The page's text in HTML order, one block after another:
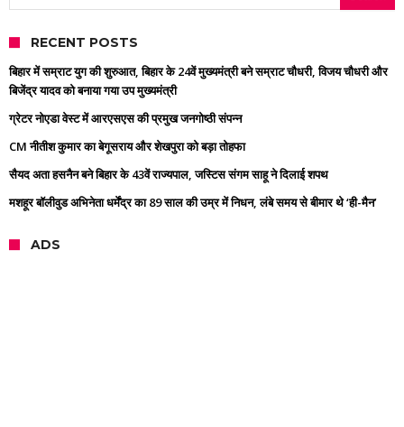
RECENT POSTS
बिहार में सम्राट युग की शुरुआत, बिहार के 24वें मुख्यमंत्री बने सम्राट चौधरी, विजय चौधरी और
बिजेंद्र यादव को बनाया गया उप मुख्यमंत्री
ग्रेटर नोएडा वेस्ट में आरएसएस की प्रमुख जनगोष्ठी संपन्न
CM नीतीश कुमार का बेगूसराय और शेखपुरा को बड़ा तोहफा
सैयद अता हसनैन बने बिहार के 43वें राज्यपाल, जस्टिस संगम साहू ने दिलाई शपथ
मशहूर बॉलीवुड अभिनेता धर्मेंद्र का 89 साल की उम्र में निधन, लंबे समय से बीमार थे ‘ही-मैन’
ADS